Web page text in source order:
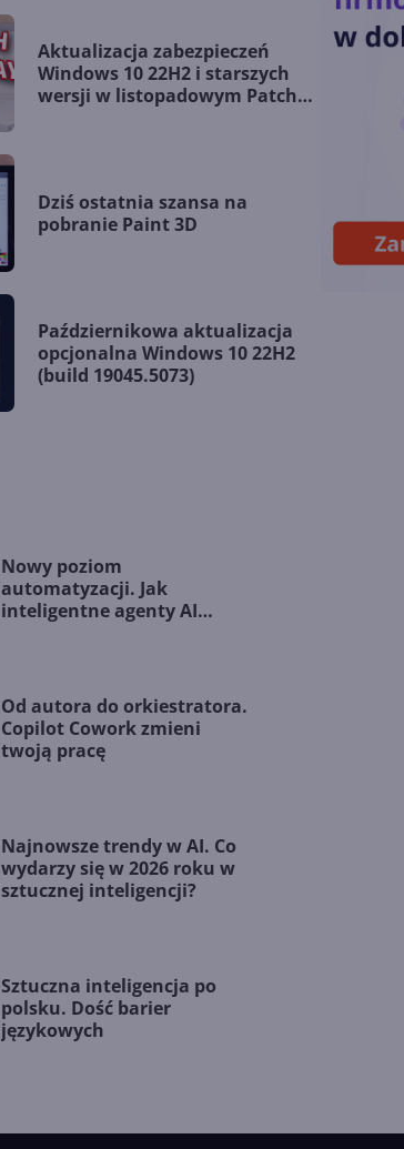
Aktualizacja zabezpieczeń
Windows 10 22H2 i starszych
wersji w listopadowym Patch
Dziś ostatnia szansa na
pobranie Paint 3D
Październikowa aktualizacja
opcjonalna Windows 10 22H2
(build 19045.5073)
Nowy poziom
automatyzacji. Jak
inteligentne agenty AI
Od autora do orkiestratora.
Copilot Cowork zmieni
twoją pracę
Najnowsze trendy w AI. Co
wydarzy się w 2026 roku w
sztucznej inteligencji?
Sztuczna inteligencja po
polsku. Dość barier
językowych